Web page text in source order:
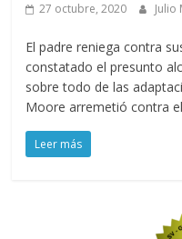
27 octubre, 2020 Julio
El padre reniega contra
constatado el presunto
sobre todo de las
Moore arremetió contra
Leer más